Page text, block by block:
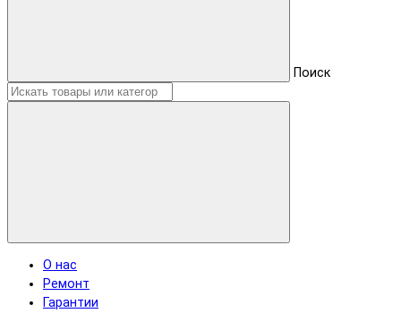
Поиск
О нас
Ремонт
Гарантии